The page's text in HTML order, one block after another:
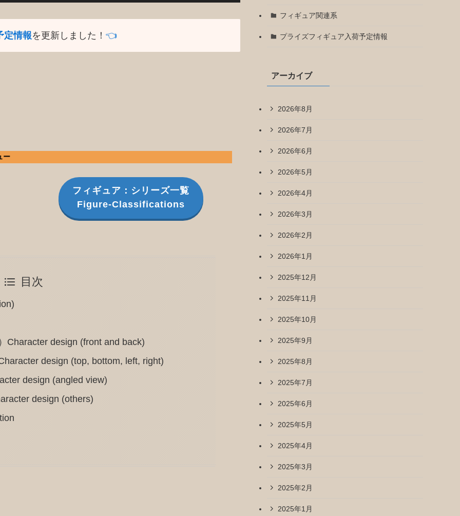
定情報を更新しました！ 👈️
ー
フィギュア：シリーズ一覧
Figure-Classifications
目次
Character design (front and back)
design (top, bottom, left, right)
design (angled view)
design (others)
フィギュア関連系
プライズフィギュア入荷予定情報
アーカイブ
2026年8月
2026年7月
2026年6月
2026年5月
2026年4月
2026年3月
2026年2月
2026年1月
2025年12月
2025年11月
2025年10月
2025年9月
2025年8月
2025年7月
2025年6月
2025年5月
2025年4月
2025年3月
2025年2月
2025年1月